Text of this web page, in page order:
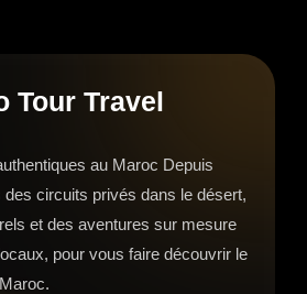
Tour Travel
au Maroc Depuis
des circuits privés dans le désert,
et des aventures sur mesure
pour vous faire découvrir le